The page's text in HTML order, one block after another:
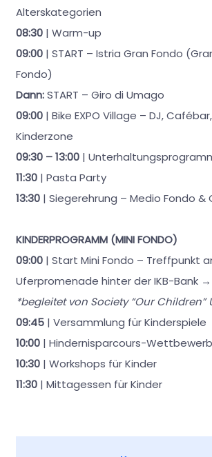
Alterskategorien
08:30| Warm-up
09:00| START – Istria Gran Fondo
Fondo)
Dann:START – Giro di Umago
09:00| Bike EXPO Village – DJ,
Kinderzone
09:30 – 13:00|
11:30| Pasta Party
13:30 | Siegerehrung – Medio Fondo &
KINDERPROGRAMM (MINI FONDO)
09:00| Start Mini Fondo – Treffpunkt
Uferpromenade hinter der IKB-Bank
*begleitet von Society “Our Children”
09:45| Versammlung für Kinderspiele
10:00| Hindernisparcours-Wettbewerb
10:30| Workshops für Kinder
11:30| Mittagessen für Kinder